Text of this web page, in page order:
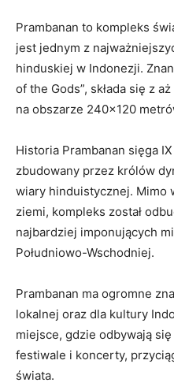
Prambanan to kompleks
jest jednym z
hinduskiej w Indonezji.
of the Gods”, składa się z
na obszarze 240×120
Historia Prambanan sięga
zbudowany przez królów
wiary hinduistycznej. Mimo
ziemi, kompleks został
najbardziej imponujących
Południowo-Wschodniej.
Prambanan ma ogromne
lokalnej oraz dla kultury
miejsce, gdzie odbywają
festiwale i koncerty,
świata.